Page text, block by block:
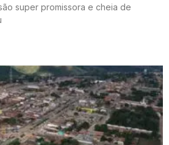
super promissora e cheia de